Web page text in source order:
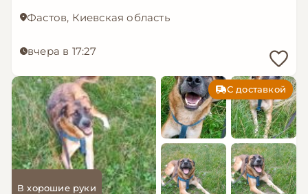
Фастов, Киевская область
вчера в 17:27
С доставкой
В хорошие руки